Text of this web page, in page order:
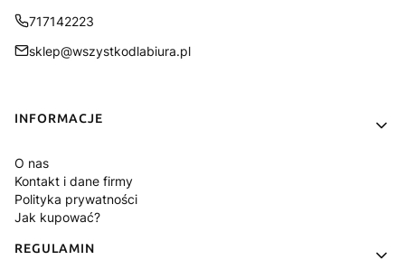
717142223
sklep@wszystkodlabiura.pl
Linki w stopce
INFORMACJE
O nas
Kontakt i dane firmy
Polityka prywatności
Jak kupować?
REGULAMIN